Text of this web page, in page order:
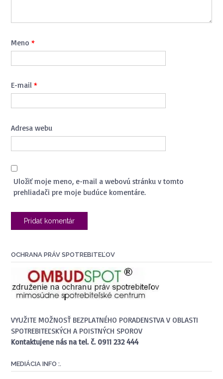
Meno *
E-mail *
Adresa webu
Uložiť moje meno, e-mail a webovú stránku v tomto
prehliadači pre moje budúce komentáre.
OCHRANA PRÁV SPOTREBITEĽOV
VYUŽITE MOŽNOSŤ BEZPLATNÉHO PORADENSTVA V OBLASTI
SPOTREBITEĽSKÝCH A POISTNÝCH SPOROV
Kontaktujene nás na tel. č. 0911 232 444
MEDIÁCIA INFO :.